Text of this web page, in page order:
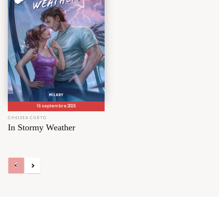
16 septembre 2026
CHELSEA CURTO
In Stormy Weather
1 2